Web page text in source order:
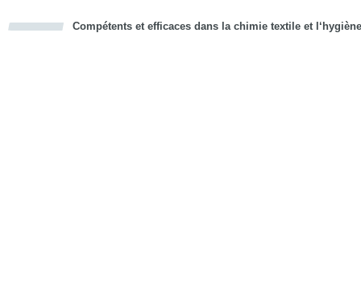
Compétents et efficaces dans la chimie textile et l‘hygiène